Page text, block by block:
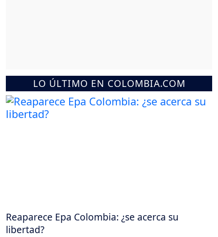
LO ÚLTIMO EN COLOMBIA.COM
Reaparece Epa Colombia: ¿se acerca su
libertad?